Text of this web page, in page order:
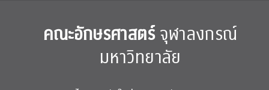
คณะอักษรศาสตร์จุฬาลงกรณ์
มหาวิทยาลัย